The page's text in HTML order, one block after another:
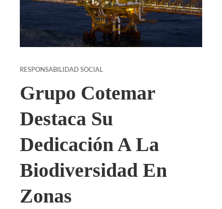
RESPONSABILIDAD SOCIAL
Grupo Cotemar
Destaca Su
Dedicación A La
Biodiversidad En
Zonas